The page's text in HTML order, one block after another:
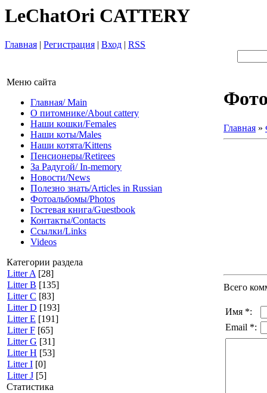
LeChatOri CATTERY
Главная | Регистрация | Вход | RSS
Меню сайта
Главная/ Main
О питомнике/About cattery
Наши кошки/Females
Наши коты/Males
Наши котята/Kittens
Пенсионеры/Retirees
За Радугой/ In-memory
Новости/News
Полезно знать/Articles in Russian
Фотоальбомы/Photos
Гостевая книга/Guestbook
Контакты/Contacts
Ссылки/Links
Videos
Категории раздела
Litter A [28]
Litter B [135]
Litter C [83]
Litter D [193]
Litter E [191]
Litter F [65]
Litter G [31]
Litter H [53]
Litter I [0]
Litter J [5]
Статистика
Главная »
Всего
Имя *:
Email *: